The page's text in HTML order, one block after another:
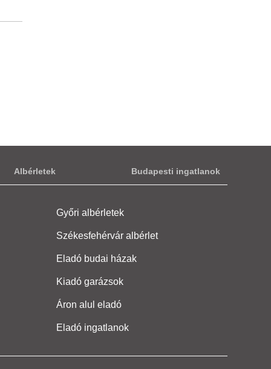
Albérletek Budapesti ingatlanok
Győri albérletek
Székesfehérvár albérlet
Eladó budai házak
Kiadó garázsok
Áron alul eladó
Eladó ingatlanok